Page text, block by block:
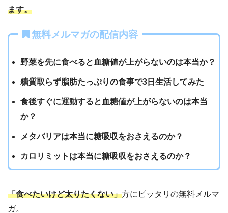
ます。
無料メルマガの配信内容
野菜を先に食べると血糖値が上がらないのは本当か？
糖質取らず脂肪たっぷりの食事で3日生活してみた
食後すぐに運動すると血糖値が上がらないのは本当
か？
メタバリアは本当に糖吸収をおさえるのか？
カロリミットは本当に糖吸収をおさえるのか？
「食べたいけど太りたくない」方にピッタリの無料メルマ
ガ。